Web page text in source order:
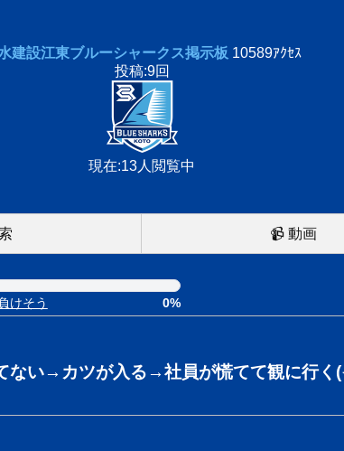
建設江東ブルーシャークス掲示板 10589ｱｸｾｽ
投稿:9回
現在:13人閲覧中
📹 動画
けそう 0%
い→カツが入る→社員が慌てて観に行く(